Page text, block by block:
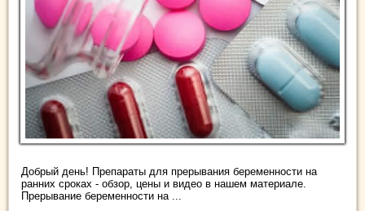
Добрый день! Препараты для прерывания беременности на
ранних сроках - обзор, цены и видео в нашем материале.
Прерывание беременности на ...